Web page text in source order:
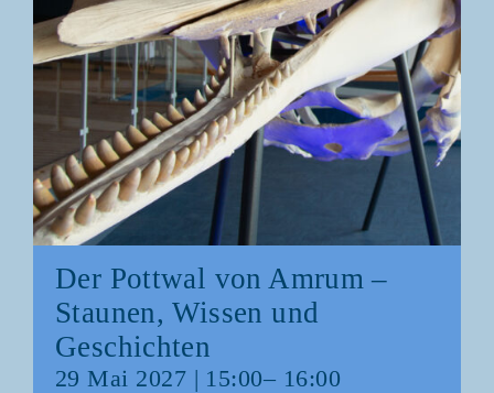
Der Pott­wal von Amrum –
Stau­nen, Wis­sen und
Geschichten
29 Mai 2027 | 15:00– 16:00